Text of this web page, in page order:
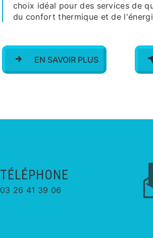
choix idéal pour des services de
du confort thermique et de
EN SAVOIR PLUS
TÉLÉPHONE
03 26 41 39 06